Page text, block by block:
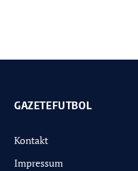
GAZETEFUTBOL
Kontakt
Impressum